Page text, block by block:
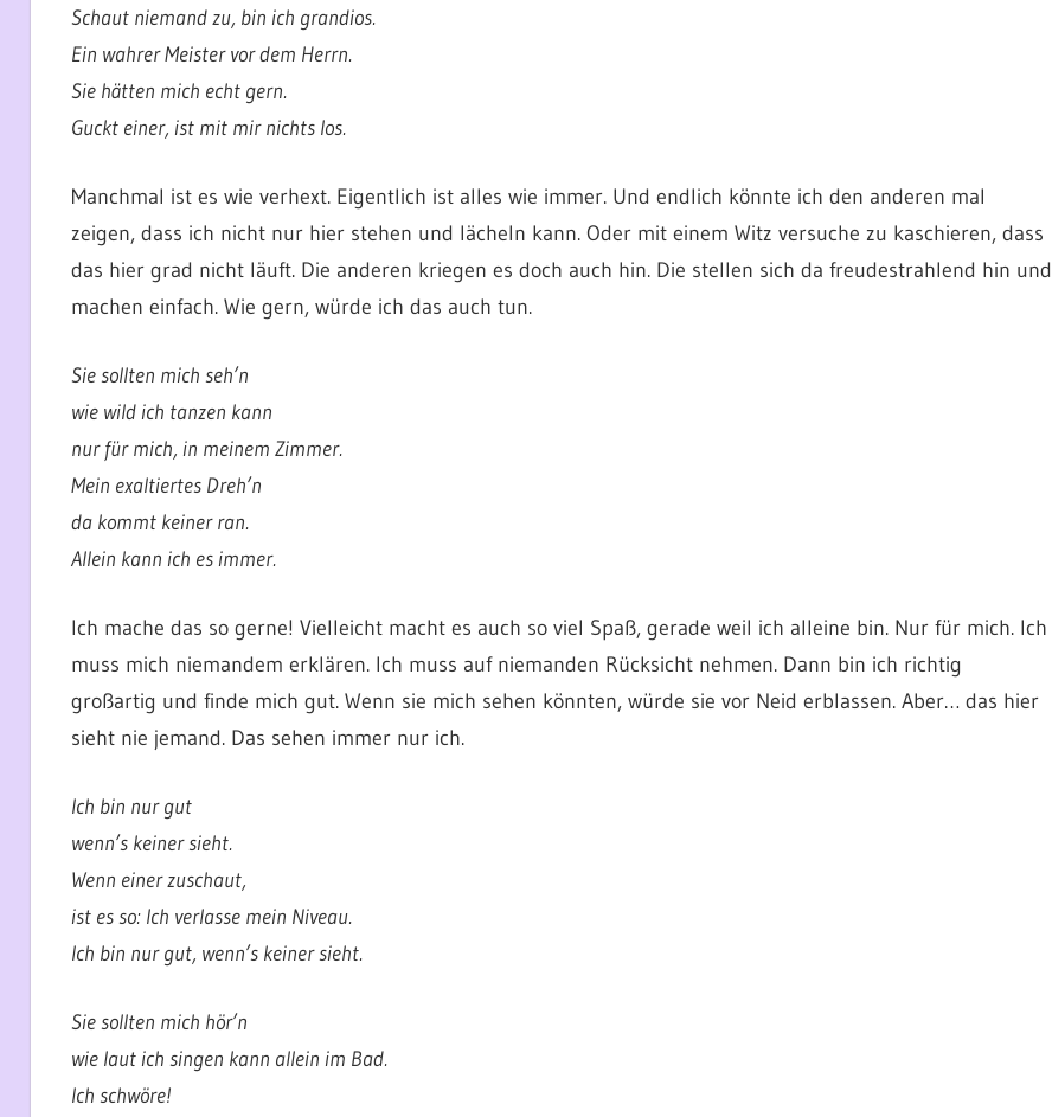
Schaut niemand zu, bin ich grandios.
Ein wahrer Meister vor dem Herrn.
Sie hätten mich echt gern.
Guckt einer, ist mit mir nichts los.
Manchmal ist es wie verhext. Eigentlich ist alles wie immer. Und endlich könnte ich den anderen mal
zeigen, dass ich nicht nur hier stehen und lächeln kann. Oder mit einem Witz versuche zu kaschieren, dass
das hier grad nicht läuft. Die anderen kriegen es doch auch hin. Die stellen sich da freudestrahlend hin und
machen einfach. Wie gern, würde ich das auch tun.
Sie sollten mich seh’n
wie wild ich tanzen kann
nur für mich, in meinem Zimmer.
Mein exaltiertes Dreh’n
da kommt keiner ran.
Allein kann ich es immer.
Ich mache das so gerne! Vielleicht macht es auch so viel Spaß, gerade weil ich alleine bin. Nur für mich. Ich
muss mich niemandem erklären. Ich muss auf niemanden Rücksicht nehmen. Dann bin ich richtig
großartig und finde mich gut. Wenn sie mich sehen könnten, würde sie vor Neid erblassen. Aber… das hier
sieht nie jemand. Das sehen immer nur ich.
Ich bin nur gut
wenn’s keiner sieht.
Wenn einer zuschaut,
ist es so: Ich verlasse mein Niveau.
Ich bin nur gut, wenn’s keiner sieht.
Sie sollten mich hör’n
wie laut ich singen kann allein im Bad.
Ich schwöre!